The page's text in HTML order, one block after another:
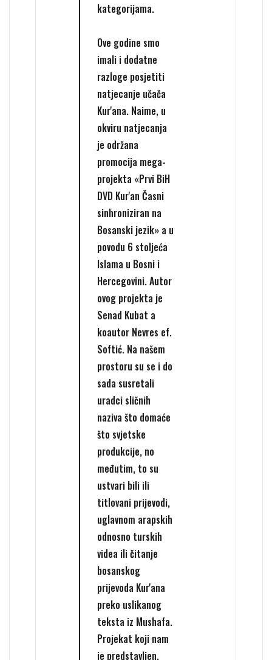
kategorijama.
Ove godine smo
imali i dodatne
razloge posjetiti
natjecanje učača
Kur'ana. Naime, u
okviru natjecanja
je održana
promocija mega-
projekta «Prvi BiH
DVD Kur'an Časni
sinhroniziran na
Bosanski jezik» a u
povodu 6 stoljeća
Islama u Bosni i
Hercegovini. Autor
ovog projekta je
Senad Kubat a
koautor Nevres ef.
Softić. Na našem
prostoru su se i do
sada susretali
uradci sličnih
naziva što domaće
što svjetske
produkcije, no
međutim, to su
ustvari bili ili
titlovani prijevodi,
uglavnom arapskih
odnosno turskih
videa ili čitanje
bosanskog
prijevoda Kur'ana
preko uslikanog
teksta iz Mushafa.
Projekat koji nam
je predstavljen,